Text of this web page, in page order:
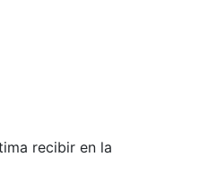
recibir en la